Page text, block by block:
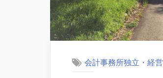
会計事務所独立・経営